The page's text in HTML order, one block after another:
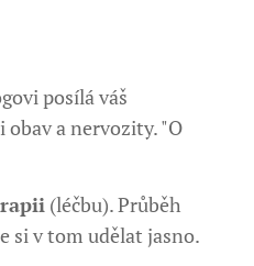
posílá váš
a nervozity. "O
(léčbu). Průběh
si v tom udělat jasno.